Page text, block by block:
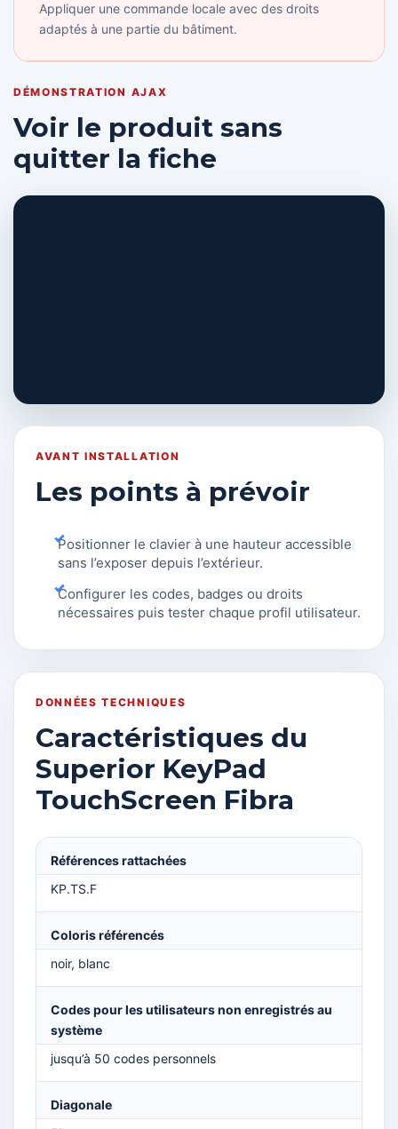
Appliquer une commande locale avec des droits
adaptés à une partie du bâtiment.
DÉMONSTRATION AJAX
Voir le produit sans
quitter la fiche
AVANT INSTALLATION
Les points à prévoir
Positionner le clavier à une hauteur accessible
sans l’exposer depuis l’extérieur.
Configurer les codes, badges ou droits
nécessaires puis tester chaque profil utilisateur.
DONNÉES TECHNIQUES
Caractéristiques du
Superior KeyPad
TouchScreen Fibra
Références rattachées
KP.TS.F
Coloris référencés
noir, blanc
Codes pour les utilisateurs non enregistrés au
système
jusqu’à 50 codes personnels
Diagonale